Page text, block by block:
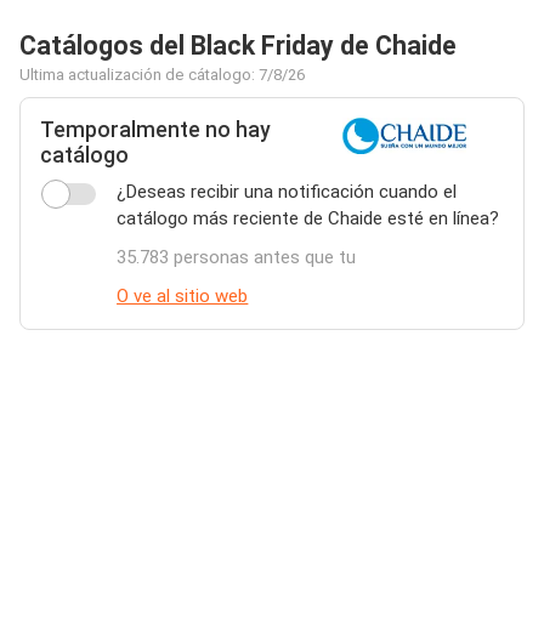
Catálogos del Black Friday de Chaide
Ultima actualización de cátalogo: 7/8/26
Temporalmente no hay
catálogo
¿Deseas recibir una notificación cuando el
catálogo más reciente de Chaide esté en línea?
35.783 personas antes que tu
O ve al sitio web